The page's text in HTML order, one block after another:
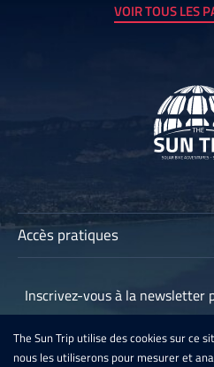
VOIR TOUS LES
Accès pratiques
Les participants
Archives
Inscrivez-vous à la newsletter
Inscription à la
The Sun Trip utilise des cookies sur ce
nous les utiliserons pour mesurer et